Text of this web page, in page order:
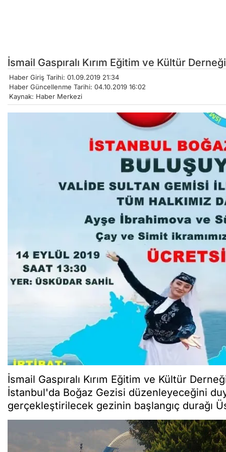
İsmail Gaspıralı Kırım Eğitim ve Kültür
Haber Giriş Tarihi: 01.09.2019 21:34
Haber Güncellenme Tarihi: 04.10.2019 16:02
Kaynak: Haber Merkezi
İsmail Gaspıralı Kırım Eğitim ve Kültür
İstanbul'da Boğaz Gezisi düzenleyeceğini
gerçekleştirilecek gezinin başlangıç durağı